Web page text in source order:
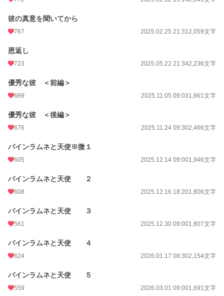
彼の真意を聞いてから
767 2025.02.25 21:312,059文字
恩返し
723 2025.05.22 21:342,236文字
優秀な彼 ＜前編＞
689 2025.11.05 09:031,861文字
優秀な彼 ＜後編＞
676 2025.11.24 09:302,466文字
パインラムネと天使※微１
605 2025.12.14 09:001,946文字
パインラムネと天使 ２
608 2025.12.16 18:201,806文字
パインラムネと天使 ３
561 2025.12.30 09:001,807文字
パインラムネと天使 ４
624 2026.01.17 08:302,154文字
パインラムネと天使 ５
559 2026.03.01 09:001,691文字